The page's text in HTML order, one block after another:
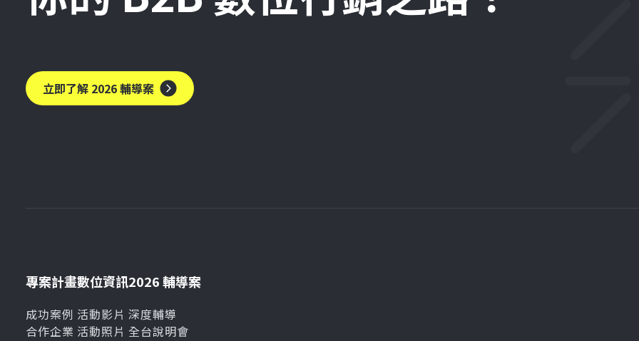
立即了解 2026 輔導案
專案計畫
成功案例
合作企業
數位資訊
活動影片
活動照片
2026 輔導案
深度輔導
全台說明會